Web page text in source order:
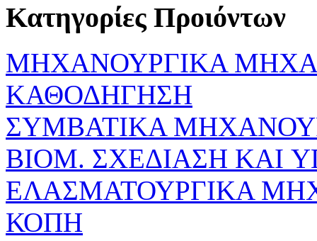
Κατηγορίες Προιόντων
ΜΗΧΑΝΟΥΡΓΙΚΑ
ΚΑΘΟΔΗΓΗΣΗ
ΣΥΜΒΑΤΙΚΑ
ΒΙΟΜ. ΣΧΕΔΙΑΣΗ KAI
ΕΛΑΣΜΑΤΟΥΡΓΙΚΑ
ΚΟΠΗ